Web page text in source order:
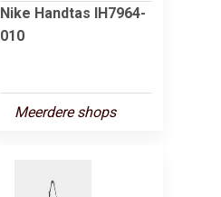
Nike Handtas IH7964-
010
Meerdere shops